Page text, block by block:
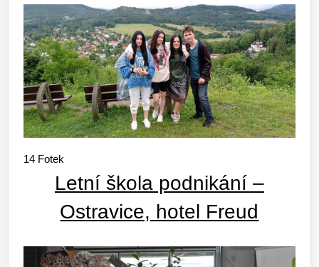
14 Fotek
Letní škola podnikání –
Ostravice, hotel Freud